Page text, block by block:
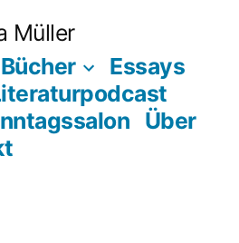
Müller
Bücher
Essays
Über